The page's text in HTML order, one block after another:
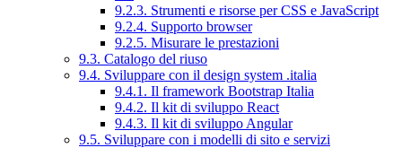
9.2.3. Strumenti e risorse per CSS e JavaScript
9.2.4. Supporto browser
9.2.5. Misurare le prestazioni
9.3. Catalogo del riuso
9.4. Sviluppare con il design system .italia
9.4.1. Il framework Bootstrap Italia
9.4.2. Il kit di sviluppo React
9.4.3. Il kit di sviluppo Angular
9.5. Sviluppare con i modelli di sito e servizi